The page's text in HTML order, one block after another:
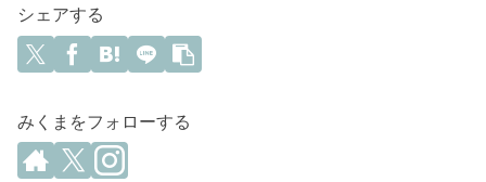
シェアする
みくまをフォローする